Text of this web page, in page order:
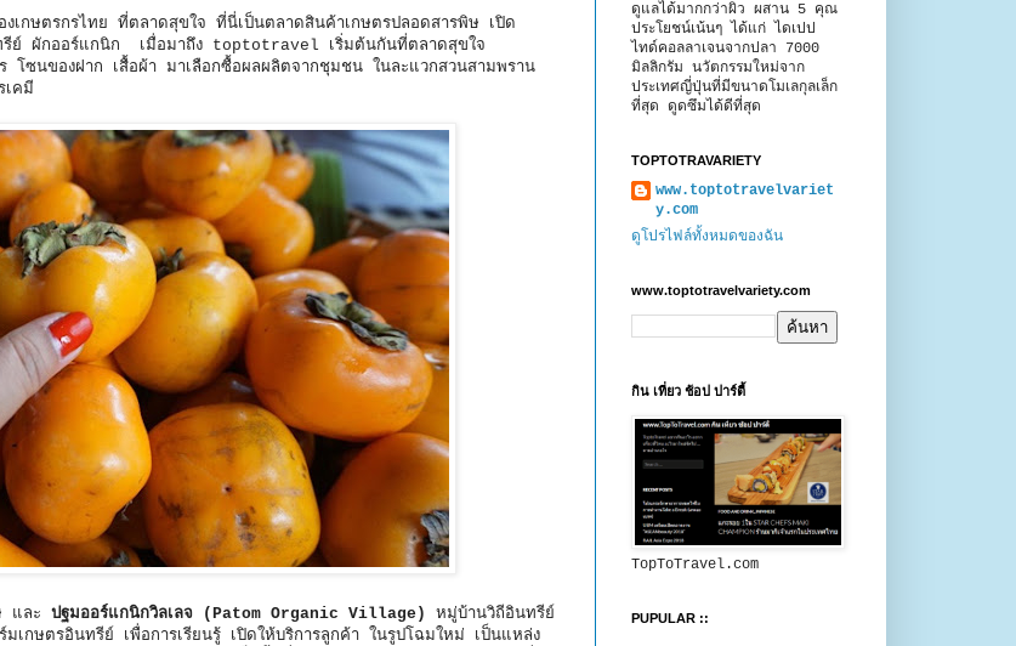
กษตรกรไทย ที่ตลาดสุขใจ ที่นี่เป็นตลาดสินค้าเกษตรปลอดสารพิษ เปิด
ทรีย์ ผักออร์แกนิก เมื่อมาถึง toptotravel เริ่มต้นกันที่ตลาดสุขใจ
ซนของฝาก เสื้อผ้า มาเลือกซื้อผลผลิตจากชุมชน ในละแวกสวนสามพราน
เคมี
และ ปฐมออร์แกนิกวิลเลจ (Patom Organic Village)
หมู่บ้านวิถีอินทรีย์
มเกษตรอินทรีย์ เพื่อการเรียนรู้ เปิดให้บริการลูกค้า ในรูปโฉมใหม่ เป็นแหล่ง
ดูแลได้มากกว่าผิว ผสาน 5 คุณ
ประโยชน์เน้นๆ ได้แก่ ไดเปป
ไทด์คอลลาเจนจากปลา 7000
มิลลิกรัม นวัตกรรมใหม่จาก
ประเทศญี่ปุ่นที่มีขนาดโมเลกุลเล็ก
ที่สุด ดูดซึมได้ดีที่สุด
TOPTOTRAVARIETY
www.toptotravelvariet
y.com
ดูโปรไฟล์ทั้งหมดของฉัน
www.toptotravelvariety.com
กิน เที่ยว ช้อป ปาร์ตี้
TopToTravel.com
PUPULAR ::